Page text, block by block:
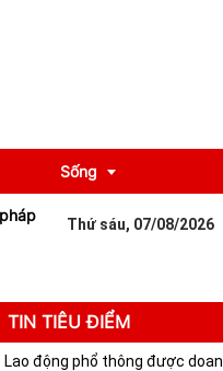
Sống
Du lịch
triển khai chính sách miễn
Thứ sáu, 07/08/2026
TIN TIÊU ĐIỂM
Lao động phổ thông được